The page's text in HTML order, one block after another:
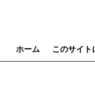
ホーム
このサイト